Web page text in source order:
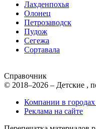
Лахденпохья
Олонец
Петрозаводск
Пудож
Сегежа
Сортавала
Справочник
© 2018–2026 – Детские ,
Компании в
Реклама на сайте